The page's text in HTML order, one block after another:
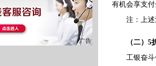
有机会享支
注：上述活
（二）5
工银奋斗信